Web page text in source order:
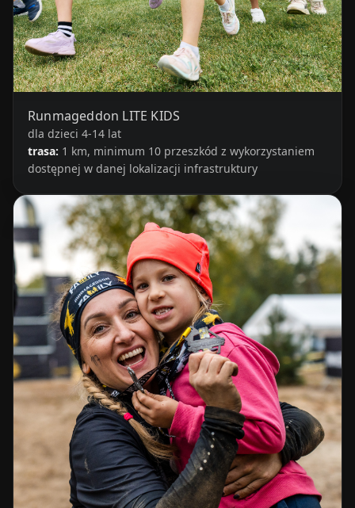
Runmageddon LITE KIDS
dla dzieci 4-14 lat
trasa: 1 km, minimum 10 przeszkód z wykorzystaniem
dostępnej w danej lokalizacji infrastruktury